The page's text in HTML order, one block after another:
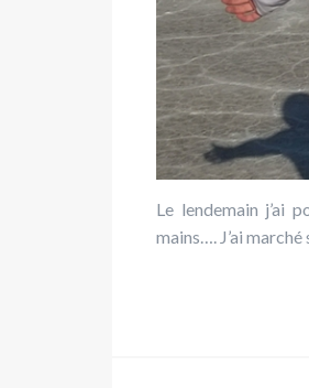
Le lendemain j’ai
mains…. J’ai